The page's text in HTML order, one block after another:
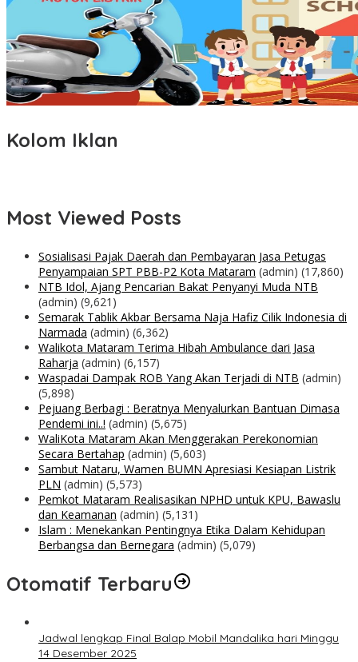
Kolom Iklan
Most Viewed Posts
Sosialisasi Pajak Daerah dan Pembayaran Jasa Petugas
Penyampaian SPT PBB-P2 Kota Mataram (admin) (17,860)
NTB Idol, Ajang Pencarian Bakat Penyanyi Muda NTB
(admin) (9,621)
Semarak Tablik Akbar Bersama Naja Hafiz Cilik Indonesia di
Narmada (admin) (6,362)
Walikota Mataram Terima Hibah Ambulance dari Jasa
Raharja (admin) (6,157)
Waspadai Dampak ROB Yang Akan Terjadi di NTB (admin)
(5,898)
Pejuang Berbagi : Beratnya Menyalurkan Bantuan Dimasa
Pendemi ini..! (admin) (5,675)
WaliKota Mataram Akan Menggerakan Perekonomian
Secara Bertahap (admin) (5,603)
Sambut Nataru, Wamen BUMN Apresiasi Kesiapan Listrik
PLN (admin) (5,573)
Pemkot Mataram Realisasikan NPHD untuk KPU, Bawaslu
dan Keamanan (admin) (5,131)
Islam : Menekankan Pentingnya Etika Dalam Kehidupan
Berbangsa dan Bernegara (admin) (5,079)
Otomatif Terbaru
Jadwal lengkap Final Balap Mobil Mandalika hari Minggu
14 Desember 2025